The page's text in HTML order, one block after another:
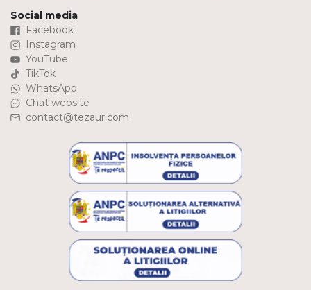
Social media
Facebook
Instagram
YouTube
TikTok
WhatsApp
Chat website
contact@tezaur.com